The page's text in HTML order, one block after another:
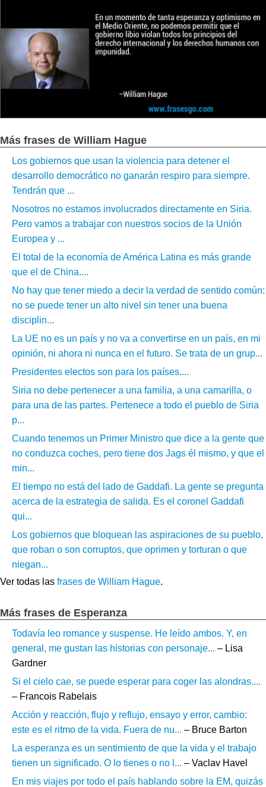
Más frases de William Hague
Los gobiernos que usan la violencia para detener el
desarrollo democrático no ganarán respiro para siempre.
Tendrán que ...
Nosotros no estamos involucrados directamente en Siria.
Pero vamos a trabajar con nuestros socios de la Unión
Europea y ...
El total de la economía de América Latina es más grande
que el de China....
No hay que tener miedo a decir la verdad de sentido común:
no se puede tener un alto nivel sin tener una buena
disciplin...
La UE no es un país y no va a convertirse en un país, en mi
opinión, ni ahora ni nunca en el futuro. Se trata de un grup...
Presidentes electos son para los países....
Siria no debe pertenecer a una familia, a una camarilla, o
para una de las partes. Pertenece a todo el pueblo de Siria
p...
Cuando tenemos un Primer Ministro que dice a la gente que
no conduzca coches, pero tiene dos Jags él mismo, y que el
min...
El tiempo no está del lado de Gaddafi. La gente se pregunta
acerca de la estrategia de salida. Es el coronel Gaddafi
qui...
Los gobiernos que bloquean las aspiraciones de su pueblo,
que roban o son corruptos, que oprimen y torturan o que
niegan...
Ver todas las frases de William Hague.
Más frases de Esperanza
Todavía leo romance y suspense. He leído ambos. Y, en
general, me gustan las historias con personaje... – Lisa
Gardner
Si el cielo cae, se puede esperar para coger las alondras....
– Francois Rabelais
Acción y reacción, flujo y reflujo, ensayo y error, cambio:
este es el ritmo de la vida. Fuera de nu... – Bruce Barton
La esperanza es un sentimiento de que la vida y el trabajo
tienen un significado. O lo tienes o no l... – Vaclav Havel
En mis viajes por todo el país hablando sobre la EM, quizás